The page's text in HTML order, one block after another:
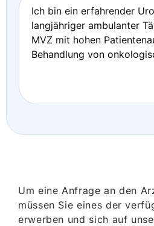
Ich bin ein erfahrender
langjähriger ambulanter
MVZ mit hohen
Behandlung von
Um eine Anfrage an den
müssen Sie eines der
erwerben und sich auf